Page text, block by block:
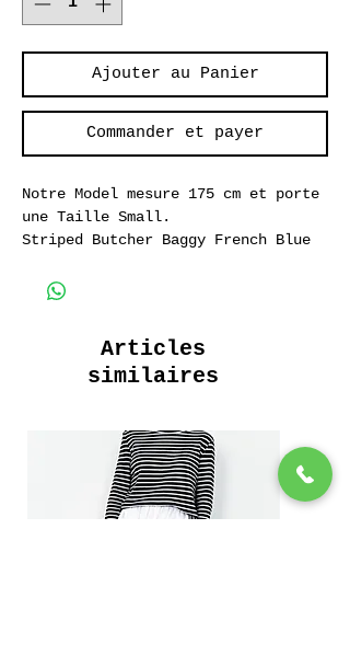
Ajouter au Panier
Commander et payer
Notre Model mesure 175 cm et porte
une Taille Small.
Striped Butcher Baggy French Blue
Coton
Articles
similaires